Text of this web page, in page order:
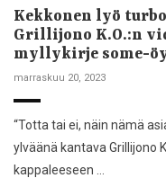
Kekkonen lyö
Grillijono K.O.:n
myllykirje some-
marraskuu 20, 2023
“Totta tai ei, näin nämä
ylväänä kantava Grillijono
kappaleeseen …